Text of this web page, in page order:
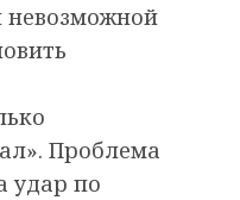
невозможной
Проблема
удар по